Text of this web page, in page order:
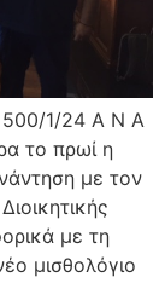
500/1/24 Α Ν Α
το πρωί η
με τον
με τη
μισθολόγιο